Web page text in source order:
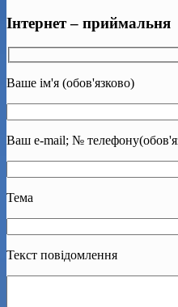
Інтернет – приймальня
Ваше ім'я (обов'язково)
Ваш e-mail; №
Тема
Текст повідомлення